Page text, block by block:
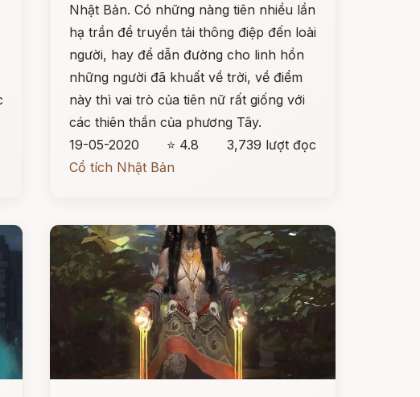
Nhật Bản. Có những nàng tiên nhiều lần
hạ trần để truyền tải thông điệp đến loài
người, hay để dẫn đường cho linh hồn
những người đã khuất về trời, về điểm
này thì vai trò của tiên nữ rất giống với
các thiên thần của phương Tây.
19-05-2020
⭐ 4.8
3,739 lượt đọc
Cổ tích Nhật Bản